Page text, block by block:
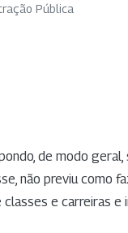
Pública
de modo geral,
não previu como
e carreiras e